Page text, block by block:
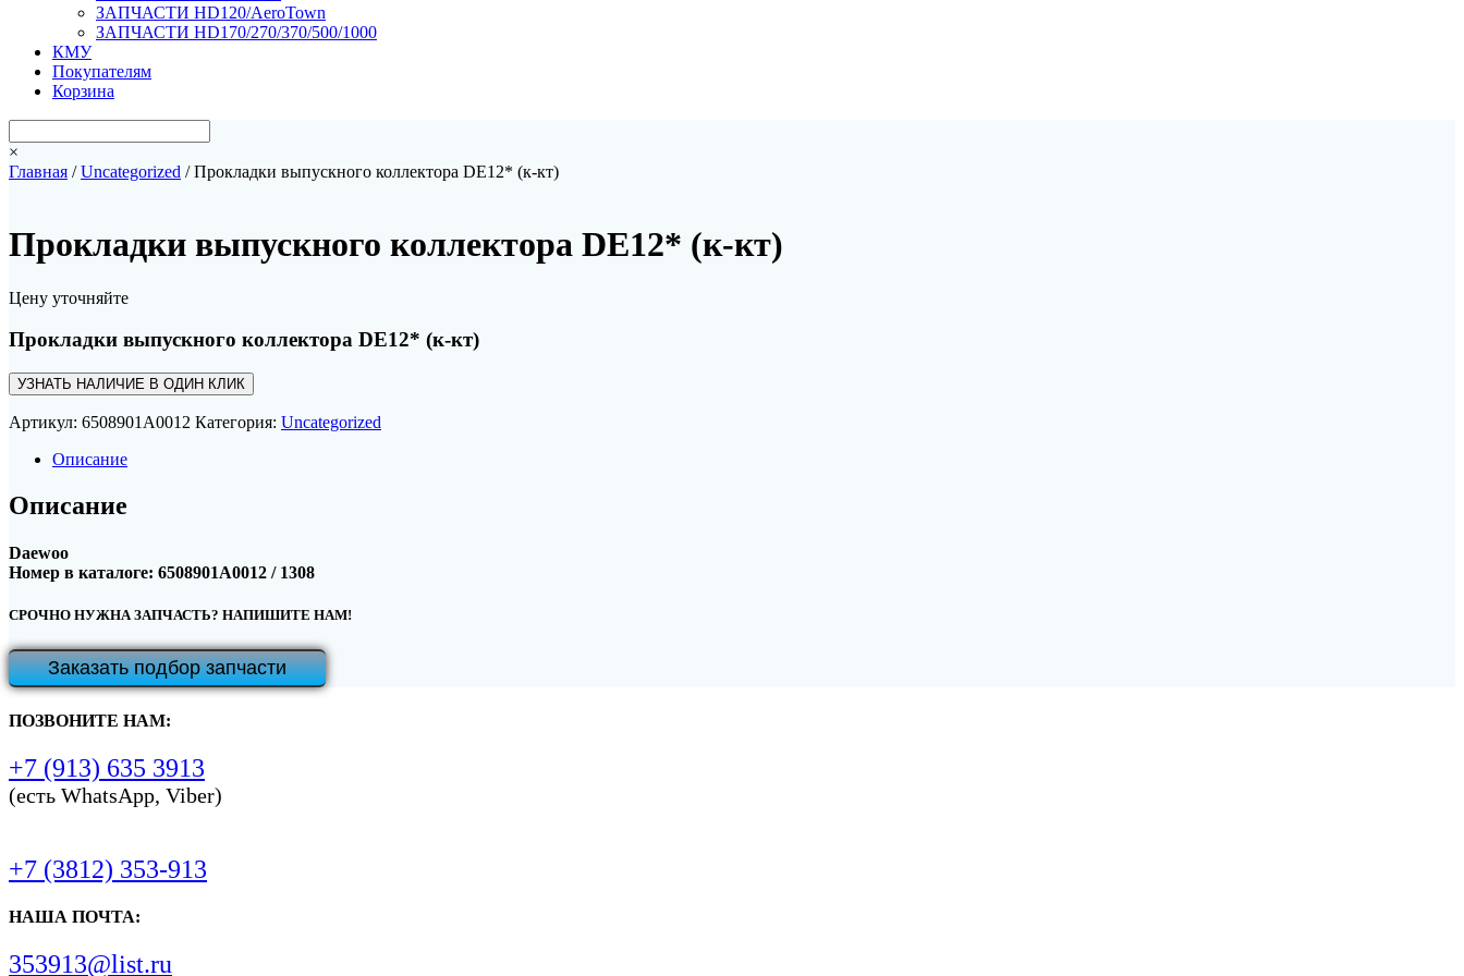
ЗАПЧАСТИ HD120/AeroTown
ЗАПЧАСТИ HD170/270/370/500/1000
КМУ
Покупателям
Корзина
×
Главная /Uncategorized / Прокладки выпускного коллектора DE12* (к-кт)
Прокладки выпускного коллектора DE12* (к-кт)
Цену уточняйте
Прокладки выпускного коллектора DE12* (к-кт)
УЗНАТЬ НАЛИЧИЕ В ОДИН КЛИК
Артикул: 6508901A0012 Категория: Uncategorized
Описание
Описание
Daewoo
Номер в каталоге: 6508901A0012 / 1308
СРОЧНО НУЖНА ЗАПЧАСТЬ? НАПИШИТЕ НАМ!
Заказать подбор запчасти
ПОЗВОНИТЕ НАМ:
+7 (913) 635 3913
(есть WhatsApp, Viber)
+7 (3812) 353-913
НАША ПОЧТА:
353913@list.ru